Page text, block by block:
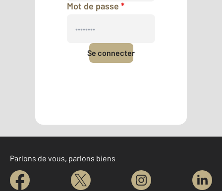
Mot de passe *
Se connecter
Parlons de vous, parlons biens